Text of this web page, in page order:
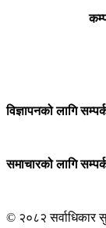
विज्ञापनको लागि
समाचारको लागि
© २०८२ सर्वाधिकार